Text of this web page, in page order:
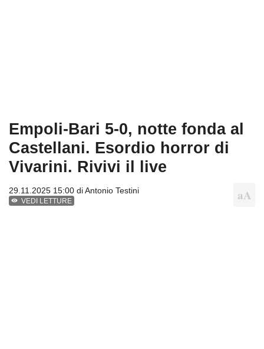
Empoli-Bari 5-0, notte fonda al
Castellani. Esordio horror di
Vivarini. Rivivi il live
29.11.2025 15:00 diAntonio Testini
VEDI LETTURE